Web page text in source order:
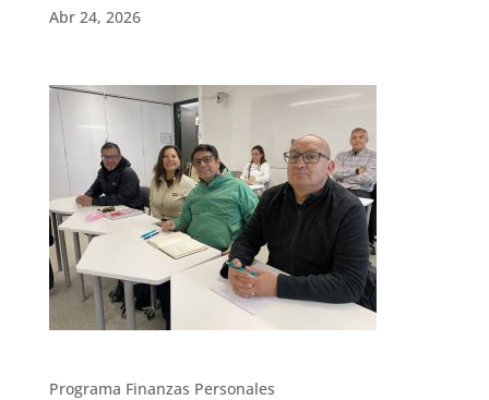
Abr 24, 2026
Programa Finanzas Personales